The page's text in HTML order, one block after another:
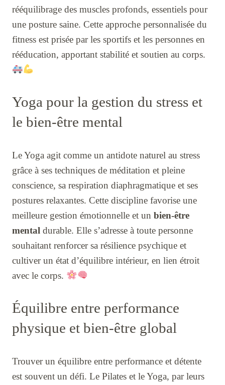
rééquilibrage des muscles profonds, essentiels pour
une posture saine. Cette approche personnalisée du
fitness est prisée par les sportifs et les personnes en
rééducation, apportant stabilité et soutien au corps.
Yoga pour la gestion du stress et
le bien-être mental
Le Yoga agit comme un antidote naturel au stress
grâce à ses techniques de méditation et pleine
conscience, sa respiration diaphragmatique et ses
postures relaxantes. Cette discipline favorise une
meilleure gestion émotionnelle et un bien-être
mental durable. Elle s’adresse à toute personne
souhaitant renforcer sa résilience psychique et
cultiver un état d’équilibre intérieur, en lien étroit
avec le corps.
Équilibre entre performance
physique et bien-être global
Trouver un équilibre entre performance et détente
est souvent un défi. Le Pilates et le Yoga, par leurs